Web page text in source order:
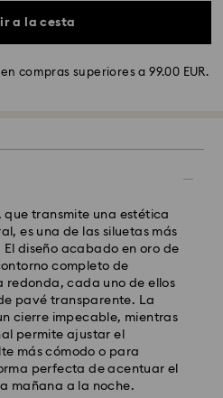
a la cesta
compras superiores a 99.00 EUR.
que transmite una estética
es una de las siluetas más
diseño acabado en oro de
completo de
redonda, cada uno de ellos
pavé transparente. La
cierre impecable, mientras
permite ajustar el
más cómodo o para
perfecta de acentuar el
mañana a la noche.
compras superiores a:
lunes a viernes antes de las
y enviados el mismo día
2 días laborables después